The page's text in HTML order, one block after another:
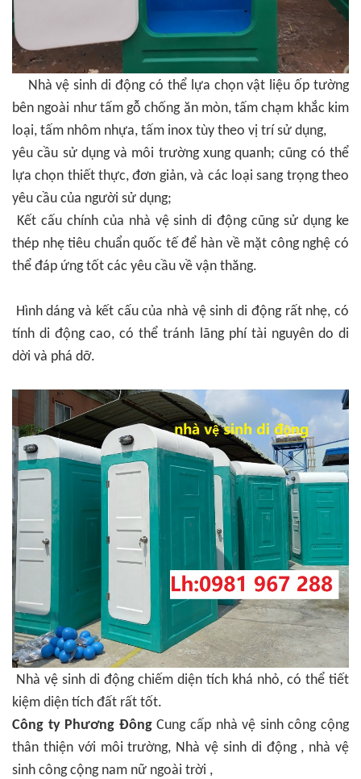
Nhà vệ sinh di động có thể lựa chọn vật liệu ốp tường
bên ngoài như tấm gỗ chống ăn mòn, tấm chạm khắc kim
loại, tấm nhôm nhựa, tấm inox tùy theo vị trí sử dụng,
yêu cầu sử dụng và môi trường xung quanh; cũng có thể
lựa chọn thiết thực, đơn giản, và các loại sang trọng theo
yêu cầu của người sử dụng;
Kết cấu chính của nhà vệ sinh di động cũng sử dụng ke
thép nhẹ tiêu chuẩn quốc tế để hàn về mặt công nghệ có
thể đáp ứng tốt các yêu cầu về vận thăng.
Hình dáng và kết cấu của nhà vệ sinh di động rất nhẹ, có
tính di động cao, có thể tránh lãng phí tài nguyên do di
dời và phá dỡ.
Nhà vệ sinh di động chiếm diện tích khá nhỏ, có thể tiết
kiệm diện tích đất rất tốt.
Công ty Phương ĐôngCung cấp nhà vệ sinh công cộng
thân thiện với môi trường, Nhà vệ sinh di động , nhà vệ
sinh công cộng nam nữ ngoài trời ,